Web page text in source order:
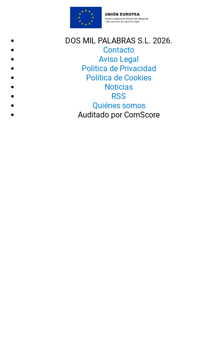
DOS MIL PALABRAS S.L. 2026.
Contacto
Aviso Legal
Política de Privacidad
Política de Cookies
Noticias
RSS
Quiénes somos
Auditado por ComScore